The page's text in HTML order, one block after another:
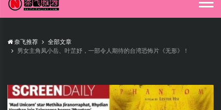
奈飞推荐
全部文章
男女主角凤小岳、叶芷妤，一部令人期待的台湾恐怖片《无形》！